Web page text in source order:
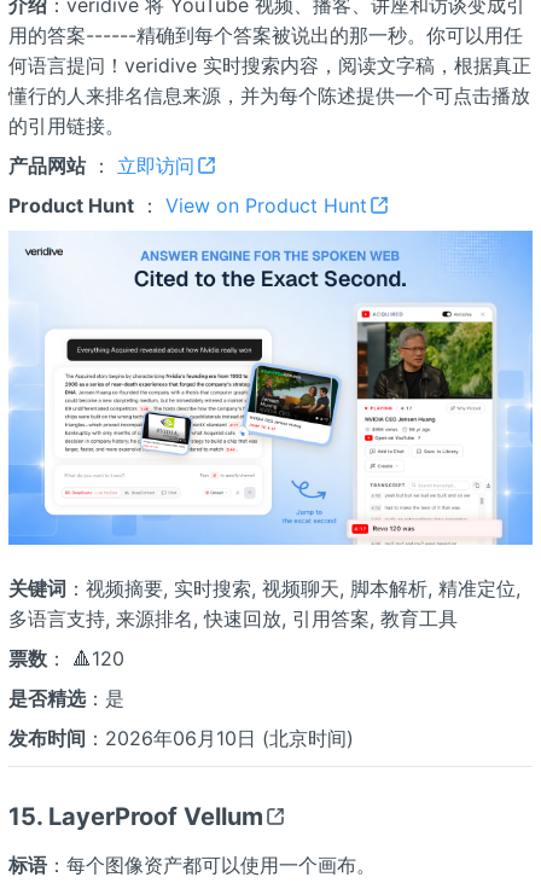
用的答案------精确到每个答案被说出的那一秒。你可以用任
何语言提问！veridive 实时搜索内容，阅读文字稿，根据真正
懂行的人来排名信息来源，并为每个陈述提供一个可点击播放
的引用链接。
产品网站： 立即访问
Product Hunt： View on Product Hunt
关键词 ：视频摘要, 实时搜索, 视频聊天, 脚本解析, 精准定位,
多语言支持, 来源排名, 快速回放, 引用答案, 教育工具
票数： 🔺120
是否精选：是
发布时间 ：2026年06月10日 (北京时间)
15. LayerProof Vellum
标语：每个图像资产都可以使用一个画布。